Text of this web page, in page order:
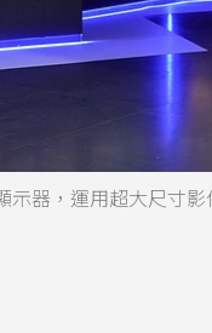
器，運用超大尺寸